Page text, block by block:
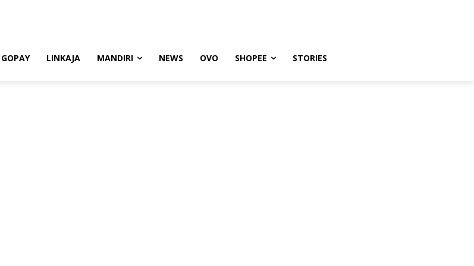
GOPAY LINKAJA MANDIRI NEWS OVO SHOPEE STORIES